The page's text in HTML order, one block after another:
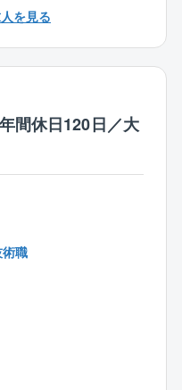
ン事業、保険代理店
場のリーディングカ
、独自の流通／調達
住宅坪単価の約半分
充実＝HAPPY LIFE
低価格×良品質のため
力を入れているた
ません。
にクローズし、18時
ため、残業時間は20~
を見る
間休日120日／大
職